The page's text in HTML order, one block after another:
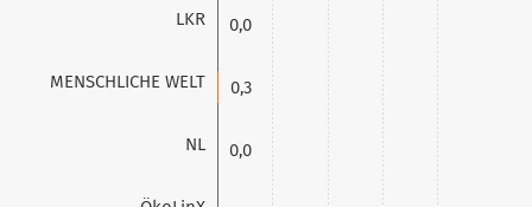
LKR
MENSCHLICHE WELT
NL
0,0
0,3
0,0